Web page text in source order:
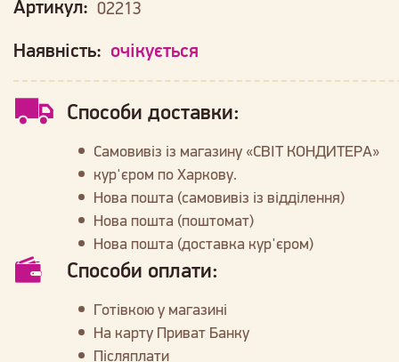
Артикул: 02213
Наявність: очікується
Способи доставки:
Самовивіз із магазину «СВІТ КОНДИТЕРА»
кур'єром по Харкову.
Нова пошта (самовивіз із відділення)
Нова пошта (поштомат)
Нова пошта (доставка кур'єром)
Способи оплати:
Готівкою у магазині
На карту Приват Банку
Післяплати